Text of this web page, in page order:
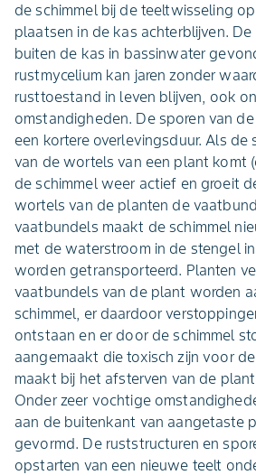
de schimmel bij de teeltwisseling
plaatsen in de kas achterblijven.
buiten de kas in bassinwater
rustmycelium kan jaren zonder
rusttoestand in leven blijven, ook
omstandigheden. De sporen van
een kortere overlevingsduur. Als de
van de wortels van een plant komt
de schimmel weer actief en groeit
wortels van de planten de
vaatbundels maakt de schimmel
met de waterstroom in de stengel
worden getransporteerd. Planten
vaatbundels van de plant worden
schimmel, er daardoor
ontstaan en er door de schimmel
aangemaakt die toxisch zijn voor
maakt bij het afsterven van de
Onder zeer vochtige
aan de buitenkant van aangetaste
gevormd. De ruststructuren en
opstarten van een nieuwe teelt